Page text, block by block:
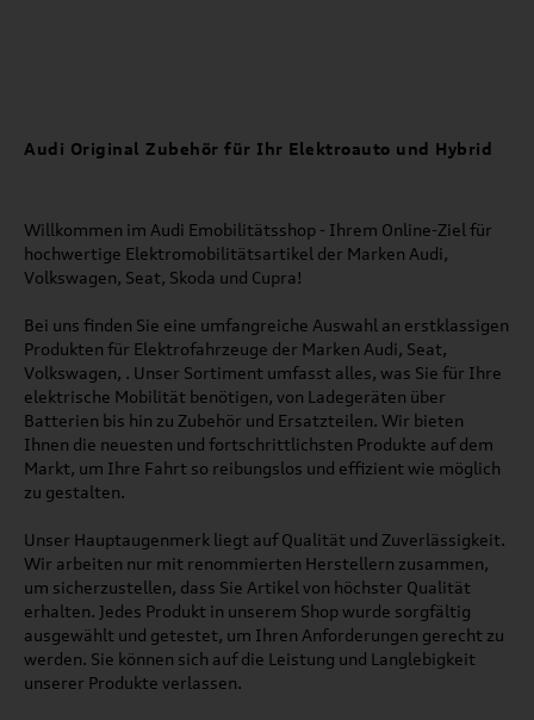
Audi Original Zubehör für Ihr Elektroauto und Hybrid
Willkommen im Audi Emobilitätsshop - Ihrem Online-Ziel für
hochwertige Elektromobilitätsartikel der Marken Audi,
Volkswagen, Seat, Skoda und Cupra!
Bei uns finden Sie eine umfangreiche Auswahl an erstklassigen
Produkten für Elektrofahrzeuge der Marken Audi, Seat,
Volkswagen, . Unser Sortiment umfasst alles, was Sie für Ihre
elektrische Mobilität benötigen, von Ladegeräten über
Batterien bis hin zu Zubehör und Ersatzteilen. Wir bieten
Ihnen die neuesten und fortschrittlichsten Produkte auf dem
Markt, um Ihre Fahrt so reibungslos und effizient wie möglich
zu gestalten.
Unser Hauptaugenmerk liegt auf Qualität und Zuverlässigkeit.
Wir arbeiten nur mit renommierten Herstellern zusammen,
um sicherzustellen, dass Sie Artikel von höchster Qualität
erhalten. Jedes Produkt in unserem Shop wurde sorgfältig
ausgewählt und getestet, um Ihren Anforderungen gerecht zu
werden. Sie können sich auf die Leistung und Langlebigkeit
unserer Produkte verlassen.